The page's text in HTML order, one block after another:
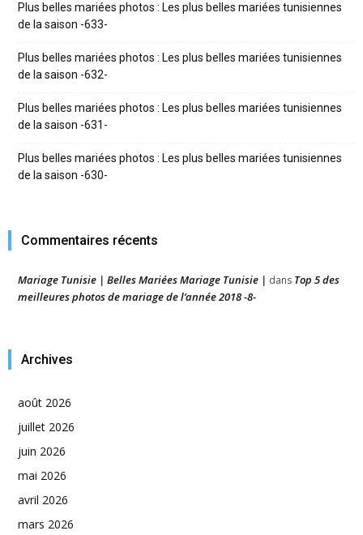
Plus belles mariées photos : Les plus belles mariées tunisiennes
de la saison -633-
Plus belles mariées photos : Les plus belles mariées tunisiennes
de la saison -632-
Plus belles mariées photos : Les plus belles mariées tunisiennes
de la saison -631-
Plus belles mariées photos : Les plus belles mariées tunisiennes
de la saison -630-
Commentaires récents
Mariage Tunisie | Belles Mariées Mariage Tunisie | dans Top 5 des
meilleures photos de mariage de l’année 2018 -8-
Archives
août 2026
juillet 2026
juin 2026
mai 2026
avril 2026
mars 2026